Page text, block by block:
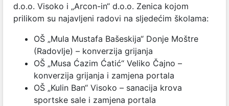
d.o.o. Visoko i „Arcon-in“ d.o.o. Zenica kojom
prilikom su najavljeni radovi na sljedećim školama:
OŠ „Mula Mustafa Bašeskija“ Donje Moštre
(Radovlje) – konverzija grijanja
OŠ „Musa Ćazim Ćatić“ Veliko Čajno –
konverzija grijanja i zamjena portala
OŠ „Kulin Ban“ Visoko – sanacija krova
sportske sale i zamjena portala